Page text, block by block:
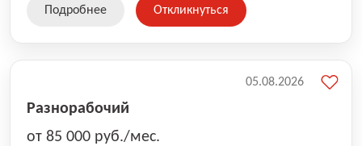
Подробнее Откликнуться
Разнорабочий
от 85 000 руб./мес.
05.08.2026